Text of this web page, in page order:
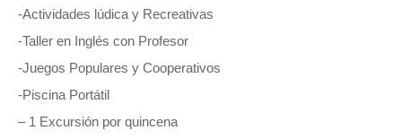
-Actividades lúdica y Recreativas
-Taller en Inglés con Profesor
-Juegos Populares y Cooperativos
-Piscina Portátil
– 1 Excursión por quincena